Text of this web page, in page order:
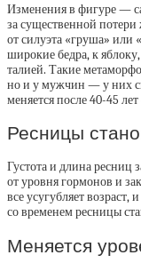
Изменения в фигуре —
за существенной
от силуэта «груша» или
широкие бедра, к
талией. Такие
но и у мужчин — у них
меняется после 40-45
Ресницы
Густота и длина ресниц
от уровня гормонов и
все усугубляет
со временем ресницы
Меняется